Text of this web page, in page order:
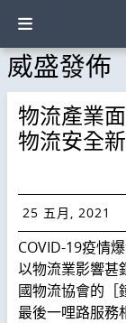
威盛發佈
物流產業
物流安全
25 五月, 2021
COVID-19疫情
以物流業影響甚
國物流協會的［
最後一哩路服務